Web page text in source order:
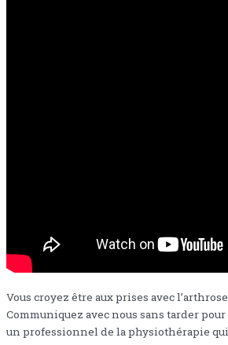
Vous croyez être aux prises avec
Communiquez avec nous sans tarder
un professionnel de la physiothérapie